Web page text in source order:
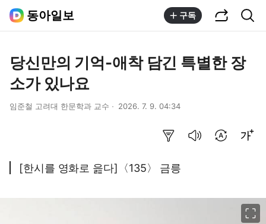
동아일보 구독
당신만의 기억-애착 담긴 특별한 장
소가 있나요
임준철 고려대 한문학과 교수 2026. 7. 9. 04:34
[한시를 영화로 읊다]〈135〉 금릉